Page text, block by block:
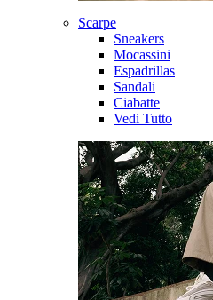
Scarpe
Sneakers
Mocassini
Espadrillas
Sandali
Ciabatte
Vedi Tutto